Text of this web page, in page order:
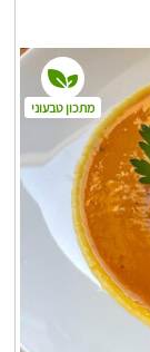
מתכון טבעוני